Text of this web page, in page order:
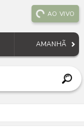
AO VIVO
AMANHÃ